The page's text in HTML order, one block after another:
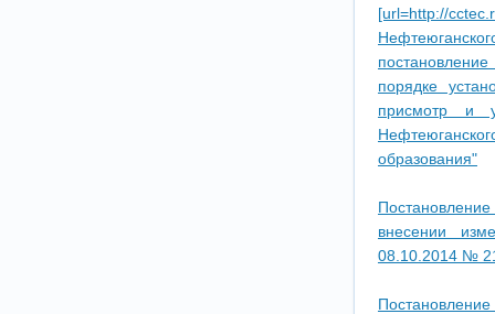
[url=http://
порядке
присмотр и
образования"
внесении
08.10.2014 №